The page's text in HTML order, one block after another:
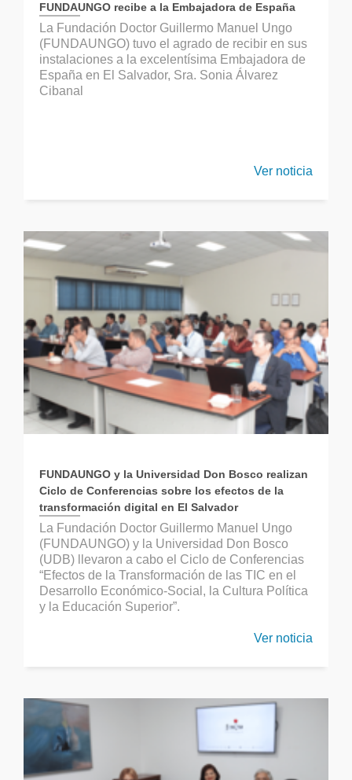
FUNDAUNGO recibe a la Embajadora de España
La Fundación Doctor Guillermo Manuel Ungo
(FUNDAUNGO) tuvo el agrado de recibir en sus
instalaciones a la excelentísima Embajadora de
España en El Salvador, Sra. Sonia Álvarez
Cibanal
Ver noticia
FUNDAUNGO y la Universidad Don Bosco realizan
Ciclo de Conferencias sobre los efectos de la
transformación digital en El Salvador
La Fundación Doctor Guillermo Manuel Ungo
(FUNDAUNGO) y la Universidad Don Bosco
(UDB) llevaron a cabo el Ciclo de Conferencias
“Efectos de la Transformación de las TIC en el
Desarrollo Económico-Social, la Cultura Política
y la Educación Superior”.
Ver noticia